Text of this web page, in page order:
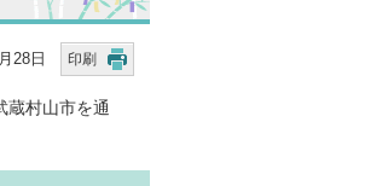
28日 印刷
蔵村山市を通